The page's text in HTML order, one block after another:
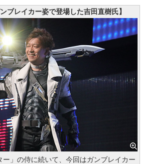
ブレイカー姿で登場した吉田直樹氏】
ー」の侍に続いて、今回はガンブレイカー